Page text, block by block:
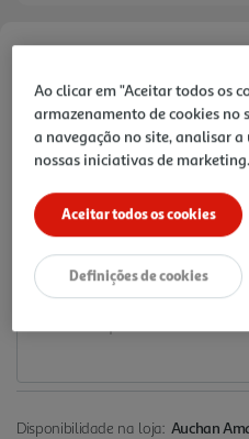
Ref. / EAN:4004218761599
5,26 €
Notas de preparação
Disponibilidade na loja: Auchan
Ao clicar em "Aceitar todos os
armazenamento de cookies
a navegação no site, analisar
nossas iniciativas de marketing.
Aceitar todos os cookies
Definições de cookies